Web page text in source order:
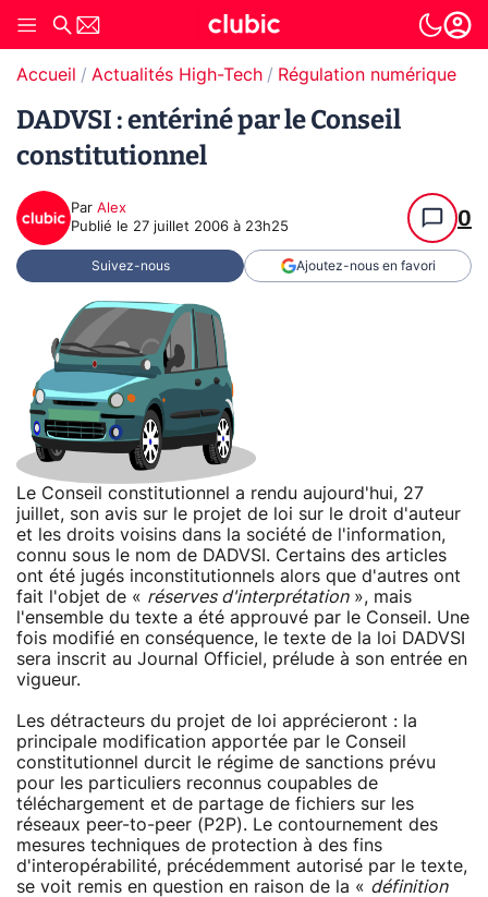
Accueil Actualités High-Tech Régulation numérique
DADVSI : entériné par le Conseil
constitutionnel
Par Alex
Publié le 27 juillet 2006 à 23h25 0
Suivez-nous Ajoutez-nous en favori
Le Conseil constitutionnel a rendu aujourd'hui, 27
juillet, son avis sur le projet de loi sur le droit d'auteur
et les droits voisins dans la société de l'information,
connu sous le nom de DADVSI. Certains des articles
ont été jugés inconstitutionnels alors que d'autres ont
fait l'objet de « réserves d'interprétation», mais
l'ensemble du texte a été approuvé par le Conseil. Une
fois modifié en conséquence, le texte de la loi DADVSI
sera inscrit au Journal Officiel, prélude à son entrée en
vigueur.
Les détracteurs du projet de loi apprécieront : la
principale modification apportée par le Conseil
constitutionnel durcit le régime de sanctions prévu
pour les particuliers reconnus coupables de
téléchargement et de partage de fichiers sur les
réseaux peer-to-peer (P2P). Le contournement des
mesures techniques de protection à des fins
d'interopérabilité, précédemment autorisé par le texte,
se voit remis en question en raison de la « définition